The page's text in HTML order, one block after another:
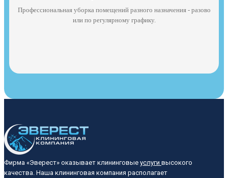
Профессиональная уборка помещений разного назначения - разово
или по регулярному графику.
Фирма «Эверест» оказывает клининговые услуги высокого
качества. Наша клининговая компания располагает